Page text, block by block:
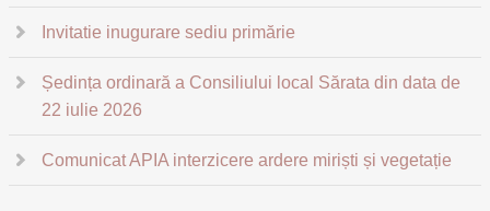
Invitatie inugurare sediu primărie
Ședința ordinară a Consiliului local Sărata din data de
22 iulie 2026
Comunicat APIA interzicere ardere miriști și vegetație